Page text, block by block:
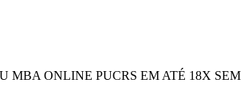
MBA ONLINE PUCRS EM ATÉ 18X SEM